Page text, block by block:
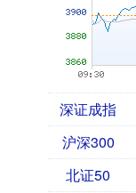
深证成指
沪深300
北证50